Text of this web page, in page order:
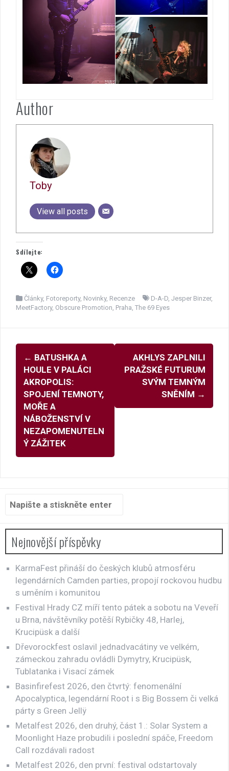
Author
Toby
View all posts
Sdílejte:
Články, Fotoreporty, Novinky, Recenze D-A-D Jesper Binzer,
MeetFactory, Obscure Promotion Praha The 69 Eyes
Navigace
pro
příspěvky
← BATUSHKA A
HOULE V PALÁCI
AKROPOLIS:
SPOJENÍ TEMNOTY,
MOŘE A
NÁBOŽENSTVÍ V
NEZAPOMENUTELN
Ý ZÁŽITEK
AKHLYS ZAPLNILI
PRAŽSKÉ FUTURUM
SVÝM TEMNÝM
SNĚNÍM →
Hledat:
Nejnovější příspěvky
KarmaFest přináší do českých klubů atmosféru
legendárních Camden parties, propojí rockovou hudbu
s uměním i komunitou
Festival Hrady CZ míří tento pátek a sobotu na Veveří
u Brna, návštěvníky potěší Rybičky 48, Harlej,
Krucipüsk a další
Dřevorockfest oslavil jednadvacátiny ve velkém,
zámeckou zahradu ovládli Dymytry, Krucipüsk,
Tublatanka i Visací zámek
Basinfirefest 2026, den čtvrtý: fenomenální
Apocalyptica, legendární Root i s Big Bossem či velká
párty s Green Jellÿ
Metalfest 2026, den druhý, část 1.: Solar System a
Moonlight Haze probudili i poslední spáče, Freedom
Call rozdávali radost
Metalfest 2026, den první: festival odstartovaly